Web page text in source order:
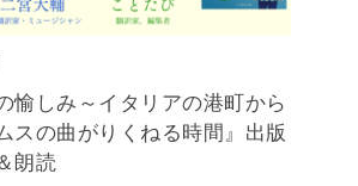
愉しみ～イタリアの港町から
の曲がりくねる時間』出版
朗読